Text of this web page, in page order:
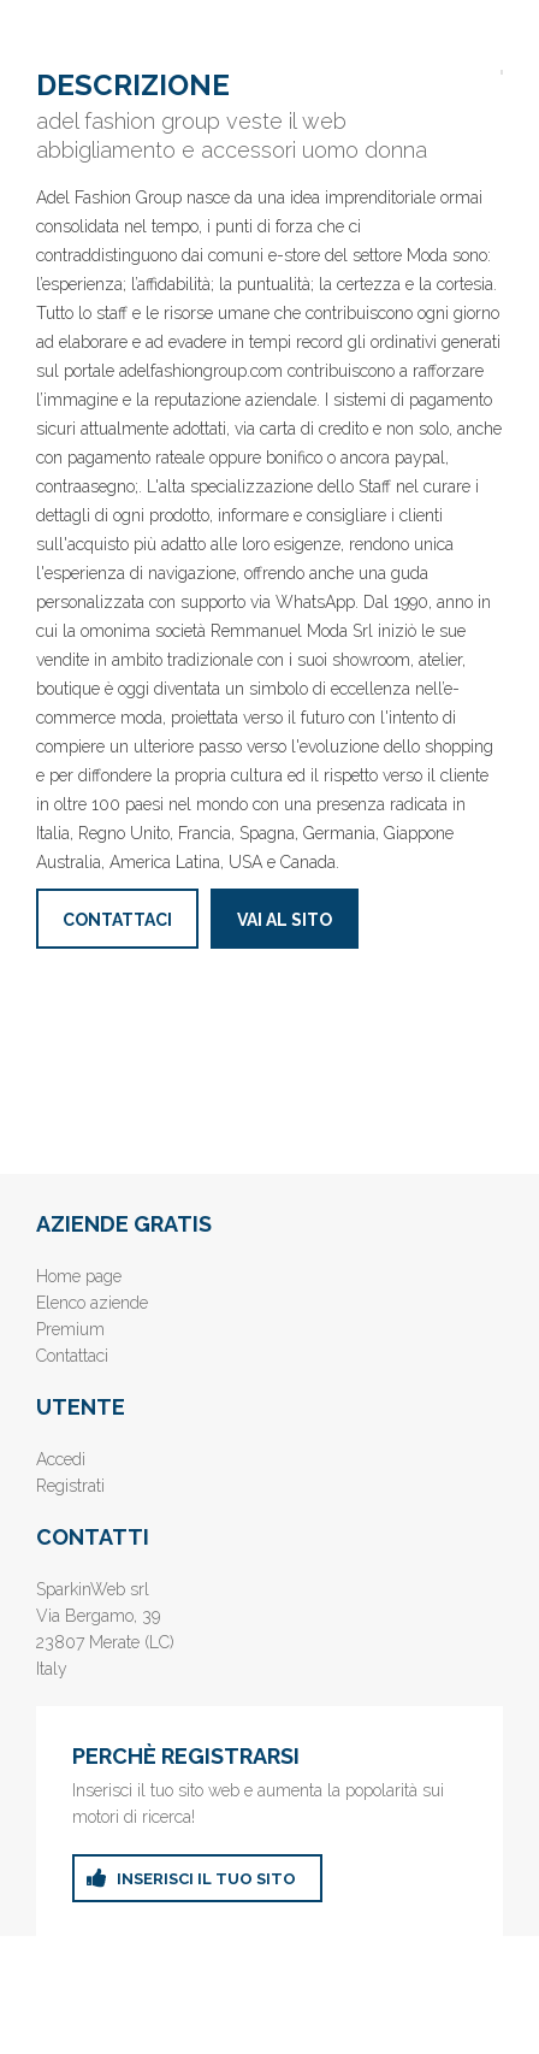
DESCRIZIONE
adel fashion group veste il web
abbigliamento e accessori uomo donna
Adel Fashion Group nasce da una idea imprenditoriale ormai
consolidata nel tempo, i punti di forza che ci
contraddistinguono dai comuni e-store del settore Moda sono:
l’esperienza; l’affidabilità; la puntualità; la certezza e la cortesia.
Tutto lo staff e le risorse umane che contribuiscono ogni giorno
ad elaborare e ad evadere in tempi record gli ordinativi generati
sul portale adelfashiongroup.com contribuiscono a rafforzare
l’immagine e la reputazione aziendale. I sistemi di pagamento
sicuri attualmente adottati, via carta di credito e non solo, anche
con pagamento rateale oppure bonifico o ancora paypal,
contraasegno;. L'alta specializzazione dello Staff nel curare i
dettagli di ogni prodotto, informare e consigliare i clienti
sull'acquisto più adatto alle loro esigenze, rendono unica
l'esperienza di navigazione, offrendo anche una guda
personalizzata con supporto via WhatsApp. Dal 1990, anno in
cui la omonima società Remmanuel Moda Srl iniziò le sue
vendite in ambito tradizionale con i suoi showroom, atelier,
boutique è oggi diventata un simbolo di eccellenza nell’e-
commerce moda, proiettata verso il futuro con l'intento di
compiere un ulteriore passo verso l'evoluzione dello shopping
e per diffondere la propria cultura ed il rispetto verso il cliente
in oltre 100 paesi nel mondo con una presenza radicata in
Italia, Regno Unito, Francia, Spagna, Germania, Giappone
Australia, America Latina, USA e Canada.
CONTATTACI VAI AL SITO
AZIENDE GRATIS
Home page
Elenco aziende
Premium
Contattaci
UTENTE
Accedi
Registrati
CONTATTI
SparkinWeb srl
Via Bergamo, 39
23807 Merate (LC)
Italy
PERCHÈ REGISTRARSI
Inserisci il tuo sito web e aumenta la popolarità sui
motori di ricerca!
INSERISCI IL TUO SITO